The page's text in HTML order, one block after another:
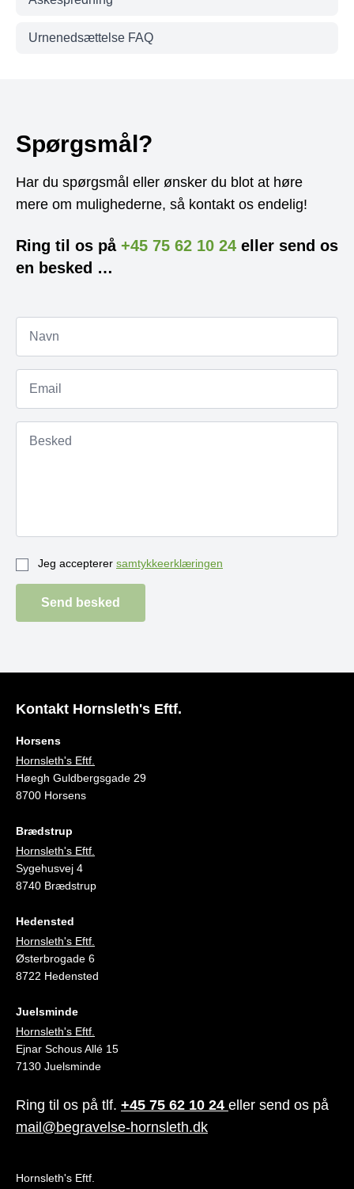
Urnenedsættelse FAQ
Spørgsmål?
Har du spørgsmål eller ønsker du blot at høre
mere om mulighederne, så kontakt os endelig!
Ring til os på +45 75 62 10 24 eller send os
en besked …
Jeg accepterer samtykkeerklæringen
Send besked
Kontakt Hornsleth's Eftf.
Horsens
Hornsleth's Eftf.
Høegh Guldbergsgade 29
8700 Horsens
Brædstrup
Hornsleth's Eftf.
Sygehusvej 4
8740 Brædstrup
Hedensted
Hornsleth's Eftf.
Østerbrogade 6
8722 Hedensted
Juelsminde
Hornsleth's Eftf.
Ejnar Schous Allé 15
7130 Juelsminde
Ring til os på tlf. +45 75 62 10 24 eller send os på
mail@begravelse-hornsleth.dk
Hornsleth's Eftf.